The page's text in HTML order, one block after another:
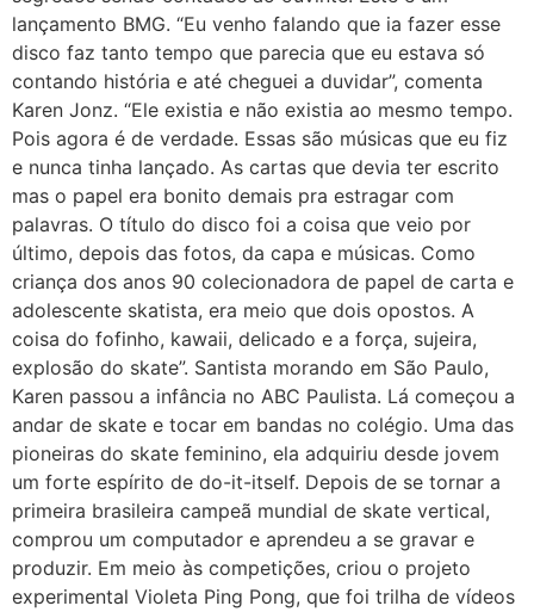
lançamento BMG. “Eu venho falando que ia fazer esse
disco faz tanto tempo que parecia que eu estava só
contando história e até cheguei a duvidar”, comenta
Karen Jonz. “Ele existia e não existia ao mesmo tempo.
Pois agora é de verdade. Essas são músicas que eu fiz
e nunca tinha lançado. As cartas que devia ter escrito
mas o papel era bonito demais pra estragar com
palavras. O título do disco foi a coisa que veio por
último, depois das fotos, da capa e músicas. Como
criança dos anos 90 colecionadora de papel de carta e
adolescente skatista, era meio que dois opostos. A
coisa do fofinho, kawaii, delicado e a força, sujeira,
explosão do skate”. Santista morando em São Paulo,
Karen passou a infância no ABC Paulista. Lá começou a
andar de skate e tocar em bandas no colégio. Uma das
pioneiras do skate feminino, ela adquiriu desde jovem
um forte espírito de do-it-itself. Depois de se tornar a
primeira brasileira campeã mundial de skate vertical,
comprou um computador e aprendeu a se gravar e
produzir. Em meio às competições, criou o projeto
experimental Violeta Ping Pong, que foi trilha de vídeos